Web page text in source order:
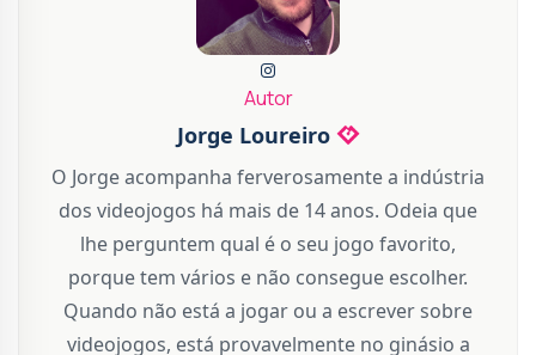
Autor
Jorge Loureiro
O Jorge acompanha ferverosamente a indústria
dos videojogos há mais de 14 anos. Odeia que
lhe perguntem qual é o seu jogo favorito,
porque tem vários e não consegue escolher.
Quando não está a jogar ou a escrever sobre
videojogos, está provavelmente no ginásio a